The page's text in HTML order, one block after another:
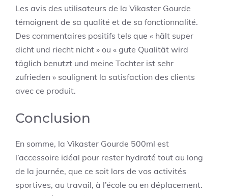
Les avis des utilisateurs de la Vikaster Gourde
témoignent de sa qualité et de sa fonctionnalité.
Des commentaires positifs tels que « hält super
dicht und riecht nicht » ou « gute Qualität wird
täglich benutzt und meine Tochter ist sehr
zufrieden » soulignent la satisfaction des clients
avec ce produit.
Conclusion
En somme, la Vikaster Gourde 500ml est
l’accessoire idéal pour rester hydraté tout au long
de la journée, que ce soit lors de vos activités
sportives, au travail, à l’école ou en déplacement.